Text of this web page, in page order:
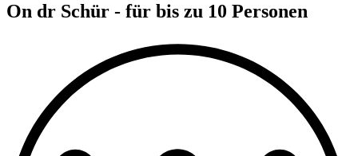
On dr Schür - für bis zu 10 Personen